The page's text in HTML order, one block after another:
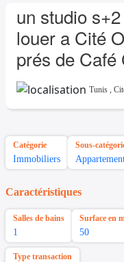
un studio
louer a Cité
prés de Café
Tunis ,
Catégorie
Immobiliers
Sous-
Caractéristiques
Salles de bains
1
Surface en
50
Type transaction